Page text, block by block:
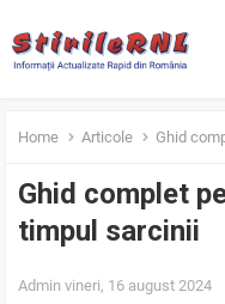
Home Articole Ghid
Ghid complet
timpul sarcinii
Admin vineri, 16 august 2024